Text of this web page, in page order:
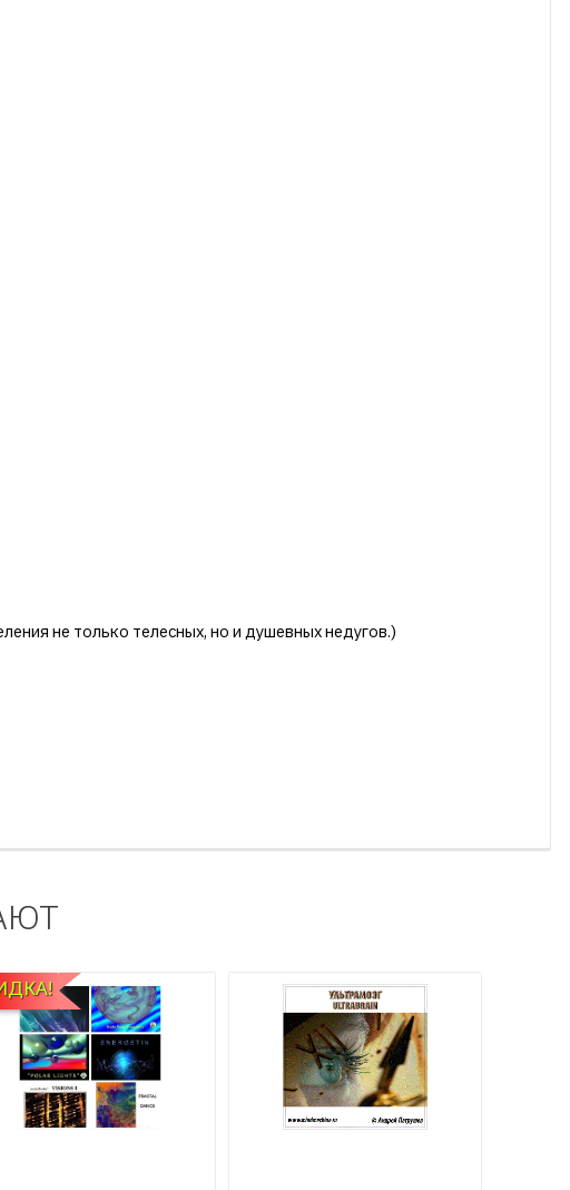
не только телесных, но и душевных недугов.)